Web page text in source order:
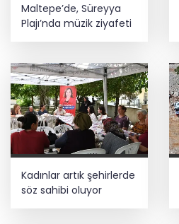
Maltepe’de, Süreyya
Plajı’nda müzik ziyafeti
Kadınlar artık şehirlerde
söz sahibi oluyor